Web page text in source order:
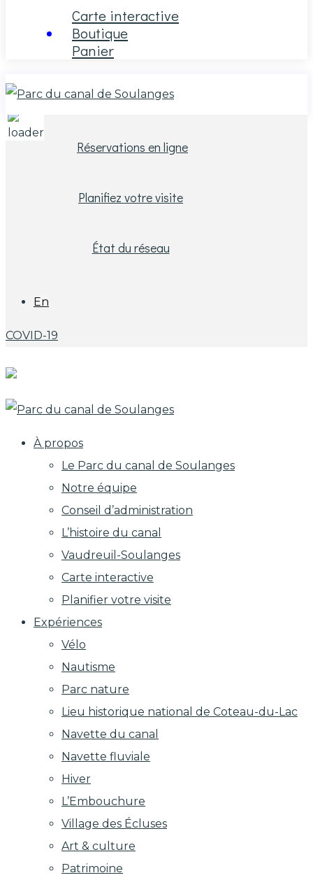
Carte interactive
Boutique
Panier
23 °C
Réservations en ligne
Planifiez votre visite
État du réseau
En
COVID-19
À propos
Le Parc du canal de Soulanges
Notre équipe
Conseil d’administration
L’histoire du canal
Vaudreuil-Soulanges
Carte interactive
Planifier votre visite
Expériences
Vélo
Nautisme
Parc nature
Lieu historique national de Coteau-du-Lac
Navette du canal
Navette fluviale
Hiver
L’Embouchure
Village des Écluses
Art & culture
Patrimoine